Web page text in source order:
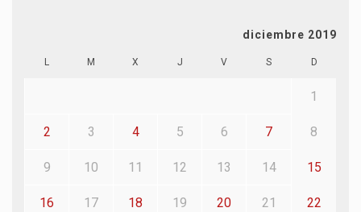
diciembre 2019
L M X J V S D
1
2 3 4 5 6 7 8
9 10 11 12 13 14 15
16 17 18 19 20 21 22